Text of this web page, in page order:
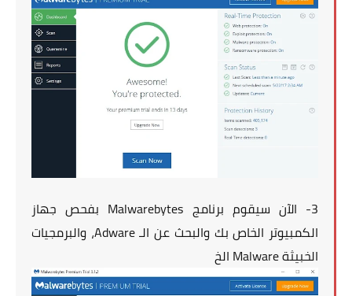
3- الآن سيقوم برنامج Malwarebytes بفحص جهاز
الكمبيوتر الخاص بك والبحث عن الـ Adware، والبرمجيات
الخبيثة Malware الخ